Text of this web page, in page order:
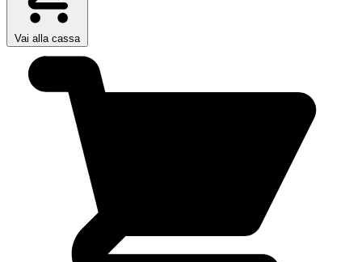
Vai alla cassa